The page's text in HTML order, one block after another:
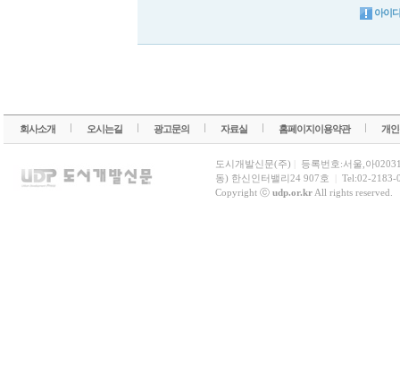
아이
회사소개 오시는길 광고문의 자료실 홈페이지이용약관 개
도시개발신문(주)
등록번호:서울,아
동) 한신인터밸리24 907호
Tel:02-2183-
Copyright ⓒ udp.or.krAll rights reserved.